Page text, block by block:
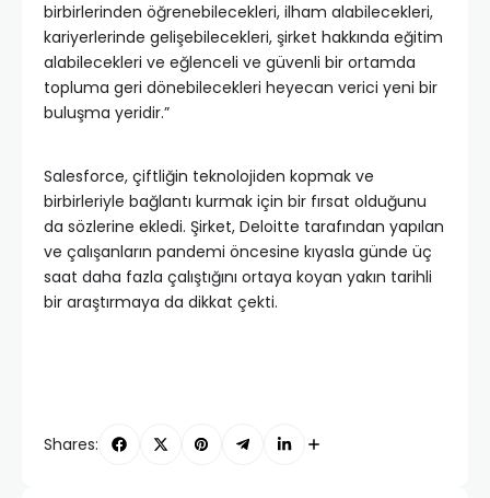
birbirlerinden öğrenebilecekleri, ilham alabilecekleri,
kariyerlerinde gelişebilecekleri, şirket hakkında eğitim
alabilecekleri ve eğlenceli ve güvenli bir ortamda
topluma geri dönebilecekleri heyecan verici yeni bir
buluşma yeridir.”
Salesforce, çiftliğin teknolojiden kopmak ve
birbirleriyle bağlantı kurmak için bir fırsat olduğunu
da sözlerine ekledi. Şirket, Deloitte tarafından yapılan
ve çalışanların pandemi öncesine kıyasla günde üç
saat daha fazla çalıştığını ortaya koyan yakın tarihli
bir araştırmaya da dikkat çekti.
Shares: